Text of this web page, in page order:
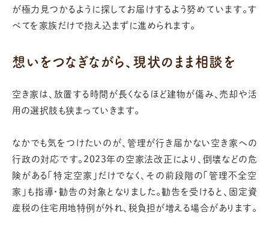
が極力見つかるように探してお届けするよう努めています。す
べてを家族だけで抱え込まずに進められます。
想いをつなぎながら、現状のまま相談を
空き家は、放置する時間が長くなるほど建物が傷み、売却や活
用の選択肢も狭まっていきます。
なかでも気をつけたいのが、管理が行き届かない空き家への
行政の対応です。2023年の空家法改正により、倒壊などの危
険がある「特定空家」だけでなく、その前段階の「管理不全空
家」も指導・勧告の対象となりました。勧告を受けると、固定資
産税の住宅用地特例が外れ、税負担が増える場合があります。